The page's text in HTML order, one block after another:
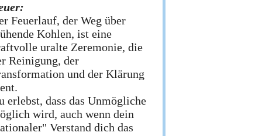
Feuerlauf, der Weg über
Kohlen, ist eine
uralte Zeremonie, die
Reinigung, der
und der Klärung
erlebst, dass das Unmögliche
wird, auch wenn dein
Verstand dich das